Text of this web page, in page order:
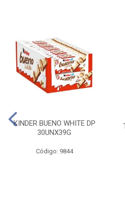
KINDER BUENO WHITE DP
30UNX39G
Código: 9844